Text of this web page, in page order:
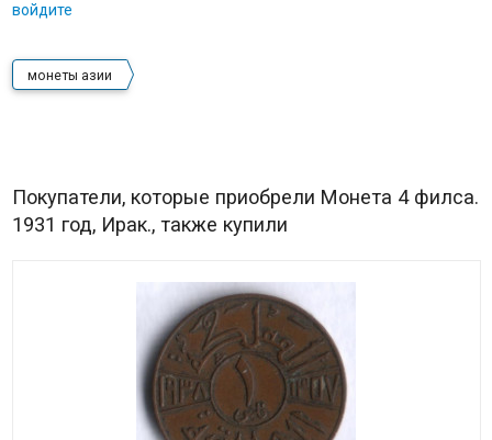
войдите
монеты азии
Покупатели, которые приобрели Монета 4 филса.
1931 год, Ирак., также купили